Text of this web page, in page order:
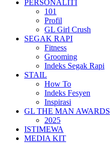
PERSONALITI
101
Profil
GL Girl Crush
SEGAK RAPI
Fitness
Grooming
Indeks Segak Rapi
STAIL
How To
Indeks Fesyen
Inspirasi
GL THE MAN AWARDS
2025
ISTIMEWA
MEDIA KIT